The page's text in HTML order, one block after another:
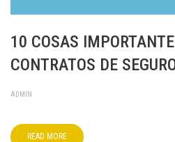
10 COSAS
CONTRATOS DE
ADMIN
READ MORE